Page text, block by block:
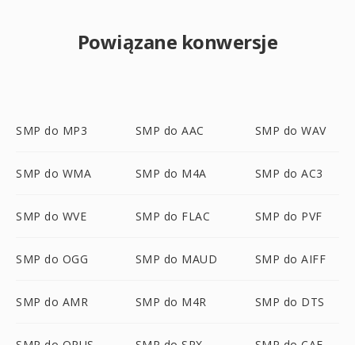
Powiązane konwersje
SMP do MP3 SMP do AAC SMP do WAV
SMP do WMA SMP do M4A SMP do AC3
SMP do WVE SMP do FLAC SMP do PVF
SMP do OGG SMP do MAUD SMP do AIFF
SMP do AMR SMP do M4R SMP do DTS